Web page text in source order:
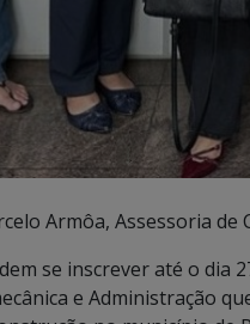
Armôa, Assessoria de
se inscrever até o dia
e Administração